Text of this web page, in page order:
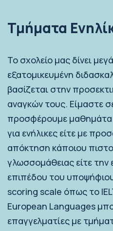
Τμήματα
Το σχολείο μας δίνει
εξατομικευμένη
βασίζεται στην
αναγκών τους. Είμαστε
προσφέρουμε μαθημάτα
για ενήλικες είτε με
απόκτηση κάποιου
γλωσσομάθειας είτε την
επιπέδου του
scoring scale όπως το
European Languages
επαγγελματίες με